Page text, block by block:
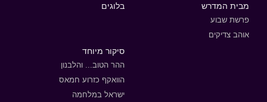
מבית המדרש
פרשת שבוע
אוהב צדיקים
בלוגים
סיקור מיוחד
ההר הטוב... והלבנון
הוואקף כזרוע חמאס
ישראל במלחמה